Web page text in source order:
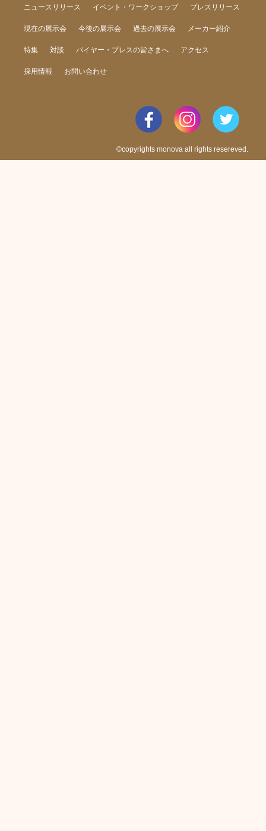
ニュースリリース イベント・ワークショップ プレスリリース
現在の展示会 今後の展示会 過去の展示会 メーカー紹介
特集 対談 バイヤー・プレスの皆さまへ アクセス
採用情報 お問い合わせ
©copyrights monova all rights resereved.